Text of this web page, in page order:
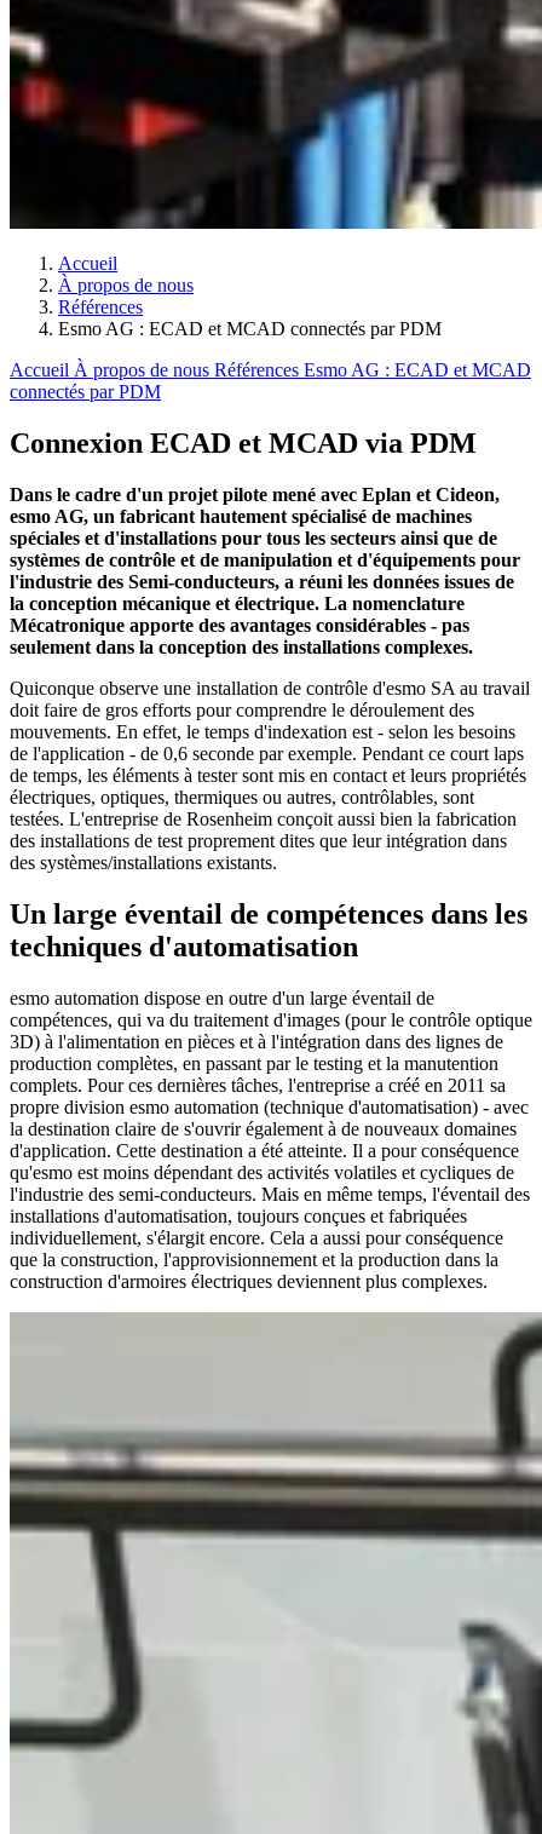
Accueil
À propos de nous
Références
Esmo AG : ECAD et MCAD connectés par PDM
Accueil À propos de nous Références Esmo AG : ECAD et MCAD
connectés par PDM
Connexion ECAD et MCAD via PDM
Dans le cadre d'un projet pilote mené avec Eplan et Cideon,
esmo AG, un fabricant hautement spécialisé de machines
spéciales et d'installations pour tous les secteurs ainsi que de
systèmes de contrôle et de manipulation et d'équipements pour
l'industrie des Semi-conducteurs, a réuni les données issues de
la conception mécanique et électrique. La nomenclature
Mécatronique apporte des avantages considérables - pas
seulement dans la conception des installations complexes.
Quiconque observe une installation de contrôle d'esmo SA au travail
doit faire de gros efforts pour comprendre le déroulement des
mouvements. En effet, le temps d'indexation est - selon les besoins
de l'application - de 0,6 seconde par exemple. Pendant ce court laps
de temps, les éléments à tester sont mis en contact et leurs propriétés
électriques, optiques, thermiques ou autres, contrôlables, sont
testées. L'entreprise de Rosenheim conçoit aussi bien la fabrication
des installations de test proprement dites que leur intégration dans
des systèmes/installations existants.
Un large éventail de compétences dans les
techniques d'automatisation
esmo automation dispose en outre d'un large éventail de
compétences, qui va du traitement d'images (pour le contrôle optique
3D) à l'alimentation en pièces et à l'intégration dans des lignes de
production complètes, en passant par le testing et la manutention
complets. Pour ces dernières tâches, l'entreprise a créé en 2011 sa
propre division esmo automation (technique d'automatisation) - avec
la destination claire de s'ouvrir également à de nouveaux domaines
d'application. Cette destination a été atteinte. Il a pour conséquence
qu'esmo est moins dépendant des activités volatiles et cycliques de
l'industrie des semi-conducteurs. Mais en même temps, l'éventail des
installations d'automatisation, toujours conçues et fabriquées
individuellement, s'élargit encore. Cela a aussi pour conséquence
que la construction, l'approvisionnement et la production dans la
construction d'armoires électriques deviennent plus complexes.